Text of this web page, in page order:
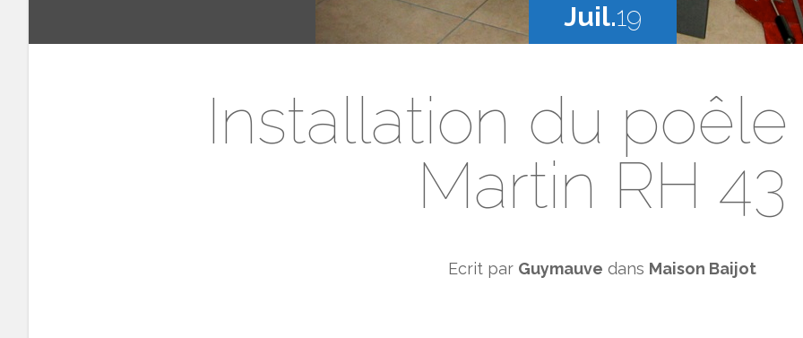
Juil.19
Installation du
Martin RH 43
Ecrit par Guymauve dans Maison Baijot